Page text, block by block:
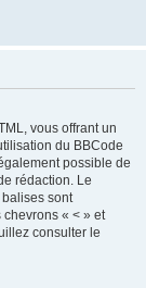
vous offrant un
du BBCode
possible de
rédaction. Le
balises sont
« < » et
consulter le